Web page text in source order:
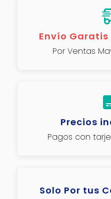
Envío Garatis
Por Ventas
Precios
Pagos con
Solo Por tus